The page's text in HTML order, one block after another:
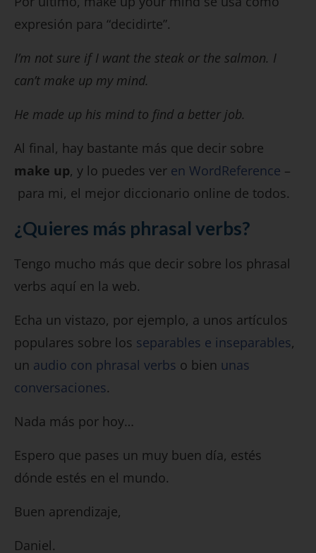
expresión para “decidirte”.
I’m not sure if I want the steak or the salmon. I
can’t make up my mind.
He made up his mind to find a better job.
Al final, hay bastante más que decir sobre
make up, y lo puedes ver en WordReference –
para mi, el mejor diccionario online de todos.
¿Quieres más phrasal verbs?
Tengo mucho más que decir sobre los phrasal
verbs aquí en la web.
Echa un vistazo, por ejemplo, a unos artículos
populares sobre los separables e inseparables,
un audio con phrasal verbs o bien unas
conversaciones.
Nada más por hoy…
Espero que pases un muy buen día, estés
dónde estés en el mundo.
Buen aprendizaje,
Daniel.